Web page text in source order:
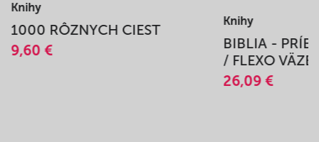
Knihy
1000 RÔZNYCH CIEST
9,60 €
Knihy
BIBLIA -
/ FLEXO
26,09 €